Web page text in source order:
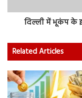
दिल्ली में भूकंप के
Related Articles